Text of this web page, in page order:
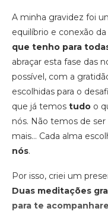
A minha gravidez foi
equilíbrio e conexão
que tenho para
abraçar esta fase das
possível, com a
escolhidas para o
que já temos tudo o
nós. Não temos de
mais… Cada alma
nós.
Por isso, criei um
Duas meditações
para te